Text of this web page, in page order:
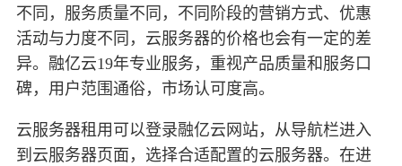
不同，服务质量不同，不同阶段的营销方式、优惠
活动与力度不同，云服务器的价格也会有一定的差
异。融亿云19年专业服务，重视产品质量和服务口
碑，用户范围通俗，市场认可度高。
云服务器租用可以登录融亿云网站，从导航栏进入
到云服务器页面，选择合适配置的云服务器。在进